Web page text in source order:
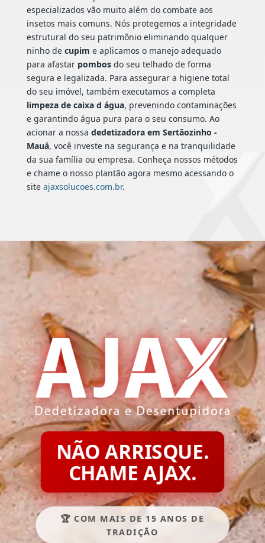
especializados vão muito além do combate aos
insetos mais comuns. Nós protegemos a integridade
estrutural do seu patrimônio eliminando qualquer
ninho de cupim e aplicamos o manejo adequado
para afastar pombosdo seu telhado de forma
segura e legalizada. Para assegurar a higiene total
do seu imóvel, também executamos a completa
limpeza de caixa d água, prevenindo contaminações
e garantindo água pura para o seu consumo. Ao
acionar a nossa dedetizadora em Sertãozinho -
Mauá, você investe na segurança e na tranquilidade
da sua família ou empresa. Conheça nossos métodos
e chame o nosso plantão agora mesmo acessando o
site ajaxsolucoes.com.br.
NÃO ARRISQUE.
CHAME AJAX.
🏆 COM MAIS DE 15 ANOS DE
TRADIÇÃO